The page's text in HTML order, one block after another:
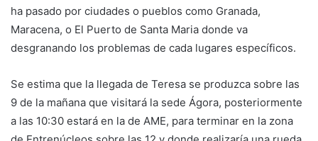
ha pasado por ciudades o pueblos como Granada,
Maracena, o El Puerto de Santa Maria donde va
desgranando los problemas de cada lugares específicos.
Se estima que la llegada de Teresa se produzca sobre las
9 de la mañana que visitará la sede Ágora, posteriormente
a las 10:30 estará en la de AME, para terminar en la zona